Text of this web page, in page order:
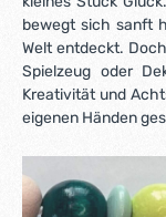
bewegt sich sanft
Welt entdeckt.
Spielzeug oder
Kreativität und
eigenen Händen